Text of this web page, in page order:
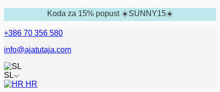
Koda za 15% popust ☀️SUNNY15☀️
+386 70 356 580
info@ajatutaja.com
SL
HR